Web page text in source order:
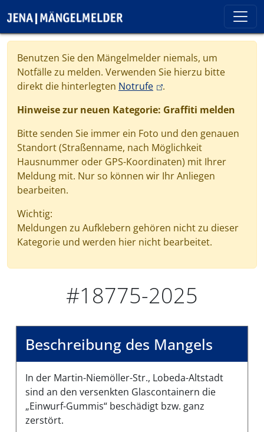
Benutzen Sie den Mängelmelder niemals, um
Notfälle zu melden. Verwenden Sie hierzu bitte
direkt die hinterlegten Notrufe(link is external)
.
Hinweise zur neuen Kategorie: Graffiti melden
Bitte senden Sie immer ein Foto und den genauen
Standort (Straßenname, nach Möglichkeit
Hausnummer oder GPS-Koordinaten) mit Ihrer
Meldung mit. Nur so können wir Ihr Anliegen
bearbeiten.
Wichtig:
Meldungen zu Aufklebern gehören nicht zu dieser
Kategorie und werden hier nicht bearbeitet.
#18775-2025
Beschreibung des Mangels
In der Martin-Niemöller-Str., Lobeda-Altstadt
sind an den versenkten Glascontainern die
„Einwurf-Gummis“ beschädigt bzw. ganz
zerstört.